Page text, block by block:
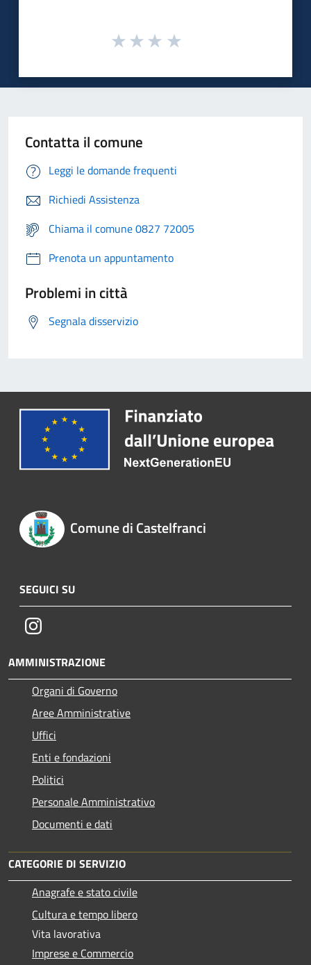
Contatta il comune
Leggi le domande frequenti
Richiedi Assistenza
Chiama il comune 0827 72005
Prenota un appuntamento
Problemi in città
Segnala disservizio
Comune di Castelfranci
SEGUICI SU
Instagram
AMMINISTRAZIONE
Organi di Governo
Aree Amministrative
Uffici
Enti e fondazioni
Politici
Personale Amministrativo
Documenti e dati
CATEGORIE DI SERVIZIO
Anagrafe e stato civile
Cultura e tempo libero
Vita lavorativa
Imprese e Commercio